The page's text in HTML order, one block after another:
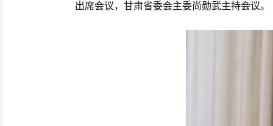
出席会议，甘肃省委会主委尚勋武主持会议。